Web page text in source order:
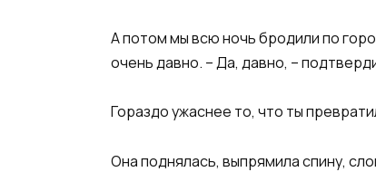
А потом мы всю ночь бродили по
очень давно. – Да, давно, –
Гораздо ужаснее то, что ты
Она поднялась, выпрямила спину,